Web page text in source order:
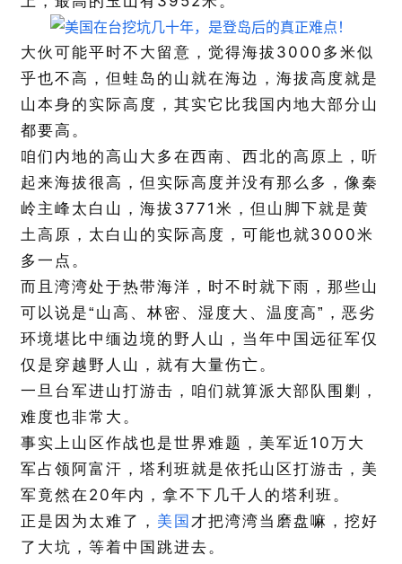
大伙可能平时不大留意，觉得海拔 3000 多米似
乎也不高，但蛙岛的山就在海边，海拔高度就是
山本身的实际高度，其实它比我国内地大部分山
都要高。
咱们内地的高山大多在西南、西北的高原上，听
起来海拔很高，但实际高度并没有那么多，像秦
岭主峰太白山，海拔 3771 米，但山脚下就是黄
土高原，太白山的实际高度，可能也就3000米
多一点。
而且湾湾处于热带海洋，时不时就下雨，那些山
可以说是“山高、林密、湿度大、温度高”，恶劣
环境堪比中缅边境的野人山，当年中国远征军仅
仅是穿越野人山，就有大量伤亡。
一旦台军进山打游击，咱们就算派大部队围剿，
难度也非常大。
事实上山区作战也是世界难题，美军近 10万大
军占领阿富汗，塔利班就是依托山区打游击，美
军竟然在 20年内，拿不下几千人的塔利班。
正是因为太难了， 美国 才把湾湾当磨盘嘛，挖好
了大坑，等着中国跳进去。